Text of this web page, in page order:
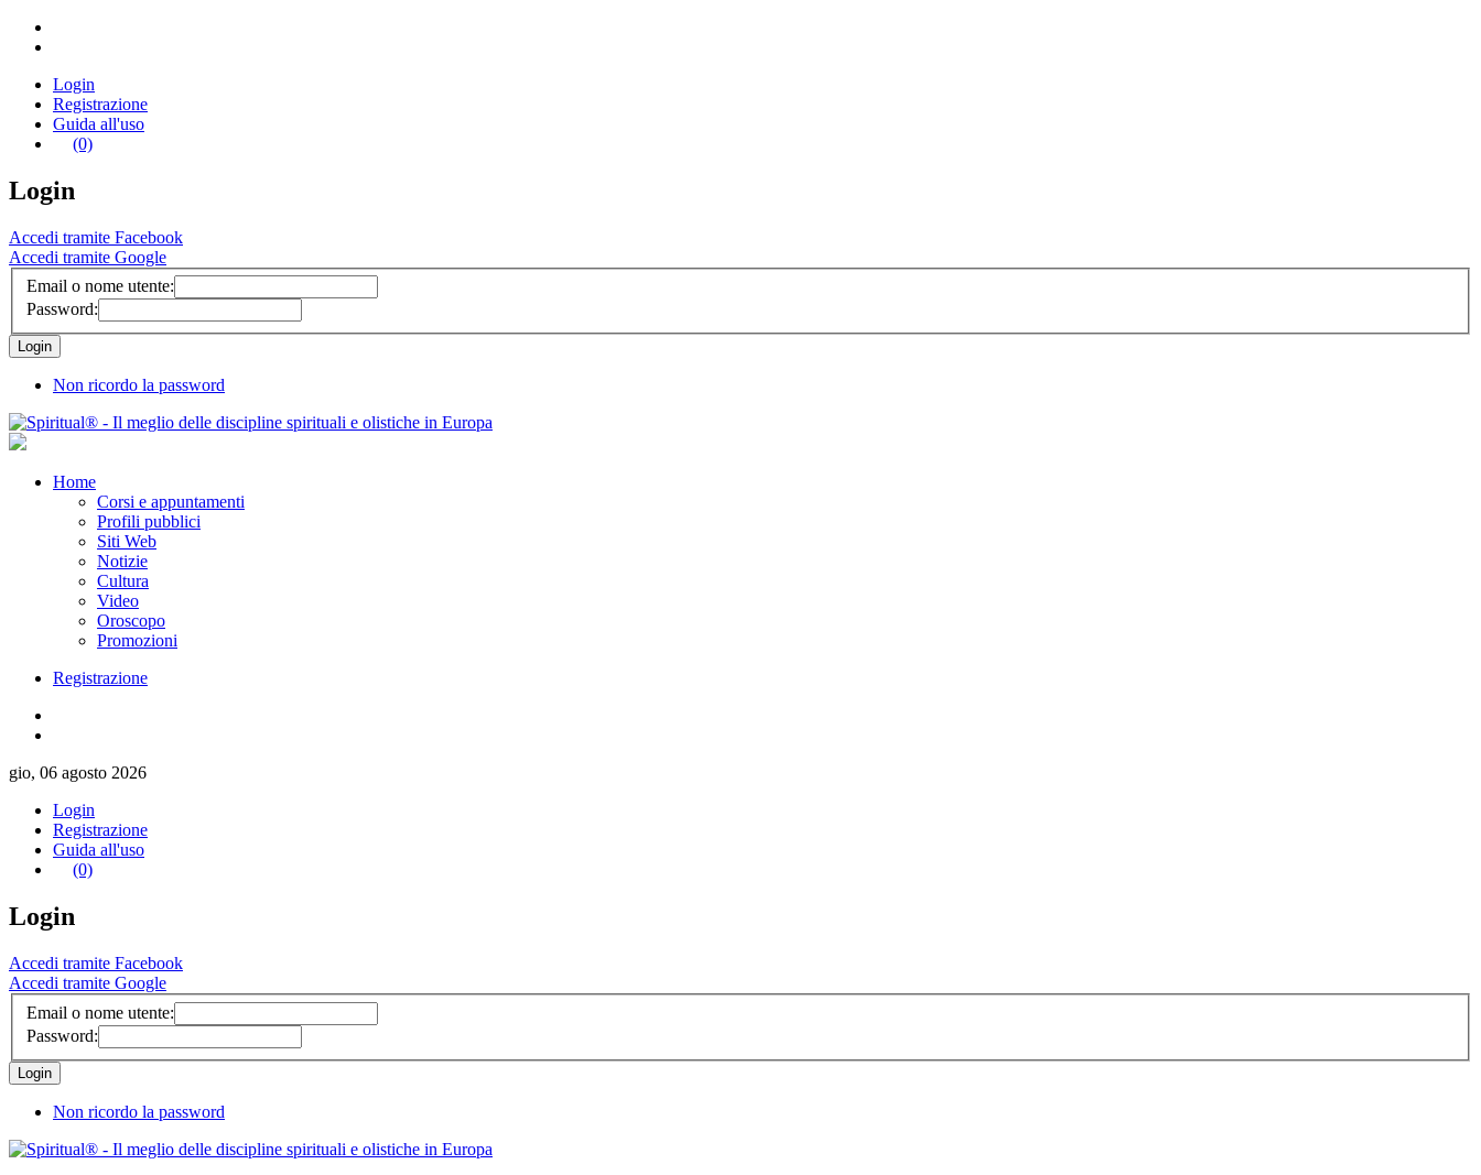
Login
Registrazione
Guida all'uso
(0)
Login
Accedi tramite Facebook
Accedi tramite Google
Email o nome utente:
Password:
Non ricordo la password
Home
Corsi e appuntamenti
Profili pubblici
Siti Web
Notizie
Cultura
Video
Oroscopo
Promozioni
Registrazione
gio, 06 agosto 2026
Login
Registrazione
Guida all'uso
(0)
Login
Accedi tramite Facebook
Accedi tramite Google
Email o nome utente:
Password:
Non ricordo la password